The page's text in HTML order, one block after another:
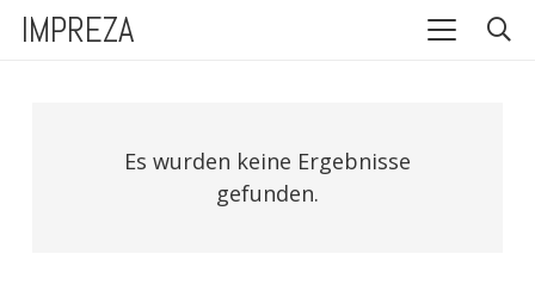
IMPREZA
Es wurden keine Ergebnisse
gefunden.